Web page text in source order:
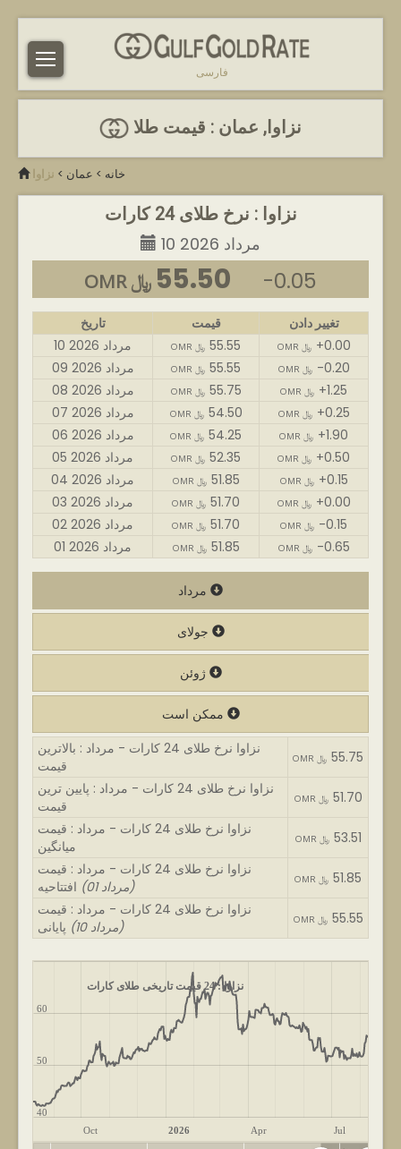
فارسی
نزاوا, عمان : قیمت طلا
خانه > عمان > نزاوا
نزاوا : نرخ طلای 24 کارات
10 مرداد 2026
OMR ﷼ 55.50 -0.05
تاریخ قیمت
تغییر دادن
10 مرداد 2026
OMR ﷼ 55.55 OMR ﷼ +0.00
09 مرداد 2026
OMR ﷼ 55.55 OMR ﷼ -0.20
08 مرداد 2026
OMR ﷼ 55.75 OMR ﷼ +1.25
07 مرداد 2026
OMR ﷼ 54.50 OMR ﷼ +0.25
06 مرداد 2026
OMR ﷼ 54.25 OMR ﷼ +1.90
05 مرداد 2026
OMR ﷼ 52.35 OMR ﷼ +0.50
04 مرداد 2026
OMR ﷼ 51.85 OMR ﷼ +0.15
03 مرداد 2026
OMR ﷼ 51.70 OMR ﷼ +0.00
02 مرداد 2026
OMR ﷼ 51.70 OMR ﷼ -0.15
01 مرداد 2026
OMR ﷼ 51.85 OMR ﷼ -0.65
نزاوا نرخ طلای 24 کارات - مرداد : بالاترین
قیمت
OMR ﷼ 55.75
نزاوا نرخ طلای 24 کارات - مرداد : پایین ترین
قیمت
OMR ﷼ 51.70
نزاوا نرخ طلای 24 کارات - مرداد : قیمت
میانگین
OMR ﷼ 53.51
نزاوا نرخ طلای 24 کارات - مرداد : قیمت
(01 مرداد) OMR ﷼ 51.85
نزاوا نرخ طلای 24 کارات - مرداد : قیمت
(10 مرداد) OMR ﷼ 55.55
نزاوا : 24 قیمت تاریخی طلای کارات
Oct 2026 Apr Jul
40
50
60